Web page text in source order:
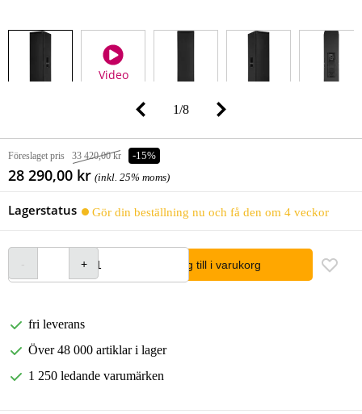
Video
1/8
Föreslaget pris 33 420,00 kr -15%
28 290,00 kr (inkl. 25% moms)
Lagerstatus Gör din beställning nu och få den om 4 veckor
lägg till i varukorg
fri leverans
Över 48 000 artiklar i lager
1 250 ledande varumärken